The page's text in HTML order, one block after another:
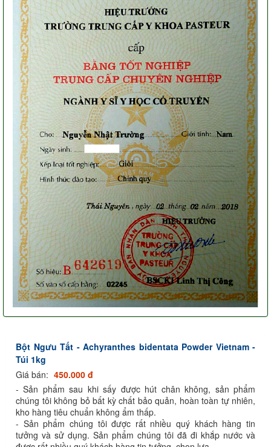
Bột Ngưu Tất - Achyranthes bidentata Powder Vietnam -
Túi 1kg
Giá bán: 450.000 đ
- Sản phẩm sau khi sấy được hút chân không, sản phẩm
chúng tôi không bỏ bất kỳ chất bảo quản, hoàn toàn tự nhiên,
kho hàng tiêu chuẩn không ẩm thấp.
- Sản phẩm chúng tôi được rất nhiều quý khách hàng tin
tưởng và sử dụng. Sản phẩm chúng tôi đã đi khắp nước và